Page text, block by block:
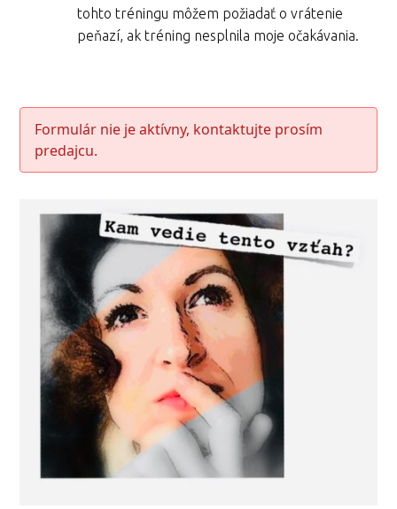
tohto tréningu môžem požiadať o vrátenie
peňazí, ak tréning nesplnila moje očakávania.
Formulár nie je aktívny, kontaktujte prosím
predajcu.